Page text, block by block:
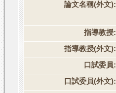
論文名稱(外文):
指導教授:
指導教授(外文):
口試委員:
口試委員(外文):